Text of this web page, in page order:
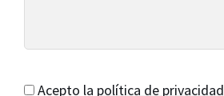
Acepto la política de privacidad